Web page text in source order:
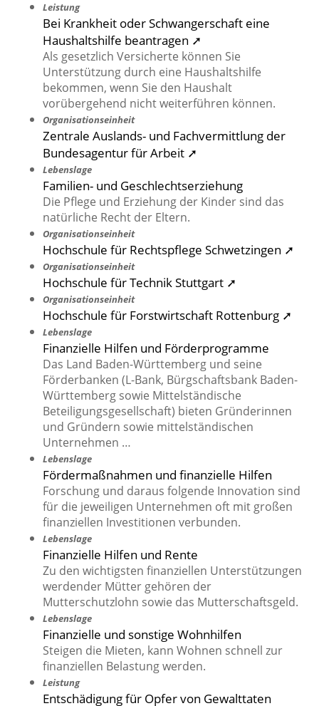
Leistung
Bei Krankheit oder Schwangerschaft eine
Haushaltshilfe beantragen ➚
Als gesetzlich Versicherte können Sie
Unterstützung durch eine Haushaltshilfe
bekommen, wenn Sie den Haushalt
vorübergehend nicht weiterführen können.
Organisationseinheit
Zentrale Auslands- und Fachvermittlung der
Bundesagentur für Arbeit ➚
Lebenslage
Familien- und Geschlechtserziehung
Die Pflege und Erziehung der Kinder sind das
natürliche Recht der Eltern.
Organisationseinheit
Hochschule für Rechtspflege Schwetzingen ➚
Organisationseinheit
Hochschule für Technik Stuttgart ➚
Organisationseinheit
Hochschule für Forstwirtschaft Rottenburg ➚
Lebenslage
Finanzielle Hilfen und Förderprogramme
Das Land Baden-Württemberg und seine
Förderbanken (L-Bank, Bürgschaftsbank Baden-
Württemberg sowie Mittelständische
Beteiligungsgesellschaft) bieten Gründerinnen
und Gründern sowie mittelständischen
Unternehmen …
Lebenslage
Fördermaßnahmen und finanzielle Hilfen
Forschung und daraus folgende Innovation sind
für die jeweiligen Unternehmen oft mit großen
finanziellen Investitionen verbunden.
Lebenslage
Finanzielle Hilfen und Rente
Zu den wichtigsten finanziellen Unterstützungen
werdender Mütter gehören der
Mutterschutzlohn sowie das Mutterschaftsgeld.
Lebenslage
Finanzielle und sonstige Wohnhilfen
Steigen die Mieten, kann Wohnen schnell zur
finanziellen Belastung werden.
Leistung
Entschädigung für Opfer von Gewalttaten